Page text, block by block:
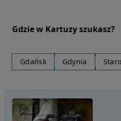
Gdzie w Kartuzy szukasz?
Gdańsk Gdynia